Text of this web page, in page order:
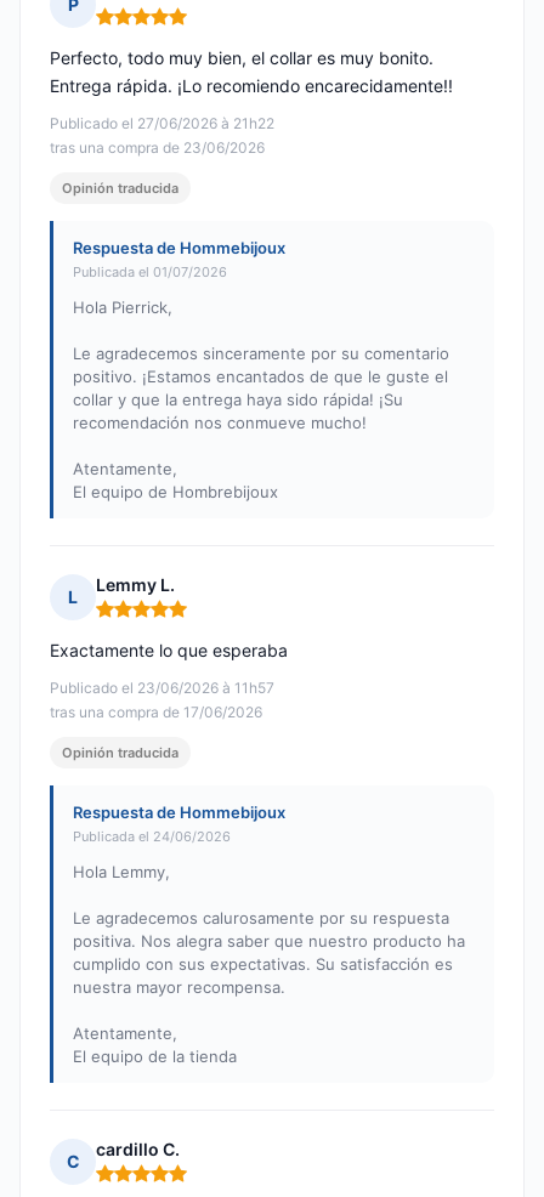
P
Nota: 5 de 5
Publicado el 27/06/2026 à 21h22
tras una compra de 23/06/2026
Perfecto, todo muy bien, el collar es muy bonito.
Entrega rápida. ¡Lo recomiendo encarecidamente!!
Opinión traducida
Respuesta de Hommebijoux
Publicada el 01/07/2026
Hola Pierrick,
Le agradecemos sinceramente por su comentario
positivo. ¡Estamos encantados de que le guste el
collar y que la entrega haya sido rápida! ¡Su
recomendación nos conmueve mucho!
Atentamente,
El equipo de Hombrebijoux
L
Lemmy L.
Nota: 5 de 5
Publicado el 23/06/2026 à 11h57
tras una compra de 17/06/2026
Exactamente lo que esperaba
Opinión traducida
Respuesta de Hommebijoux
Publicada el 24/06/2026
Hola Lemmy,
Le agradecemos calurosamente por su respuesta
positiva. Nos alegra saber que nuestro producto ha
cumplido con sus expectativas. Su satisfacción es
nuestra mayor recompensa.
Atentamente,
El equipo de la tienda
C
cardillo C.
Nota: 5 de 5